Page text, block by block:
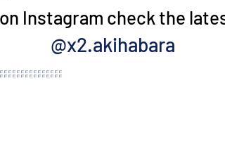
Instagram check the
@x2.akihabara